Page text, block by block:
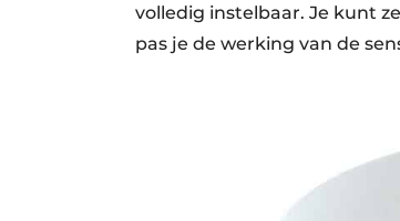
volledig instelbaar. Je kunt
pas je de werking van de